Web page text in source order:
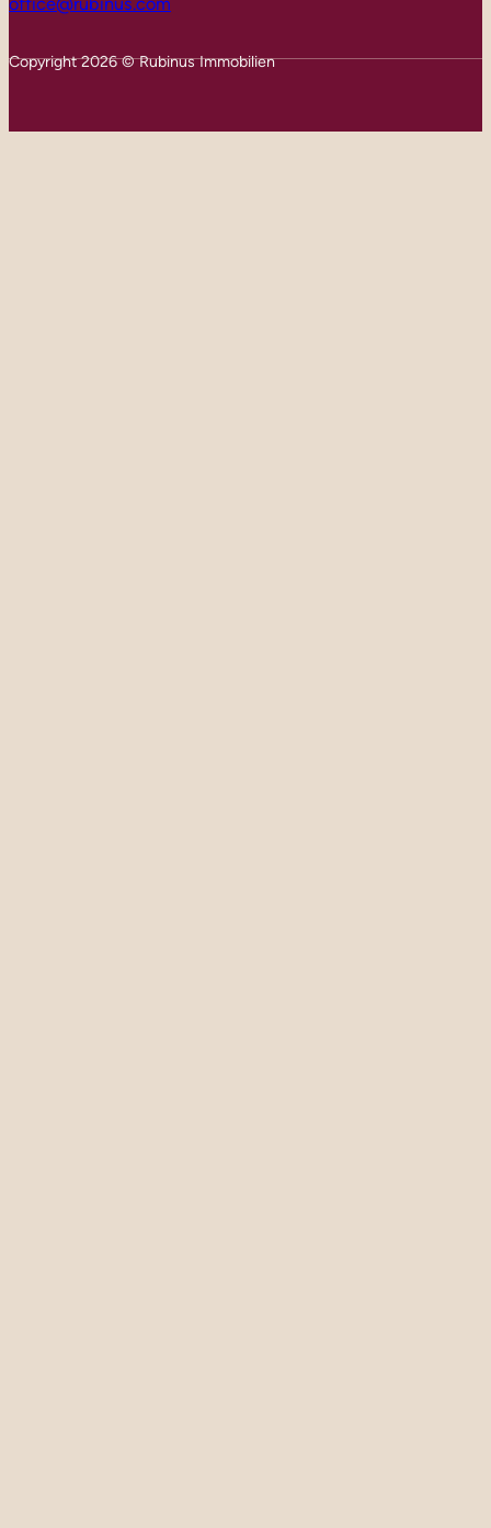
office@rubinus.com
Copyright 2026 © Rubinus Immobilien